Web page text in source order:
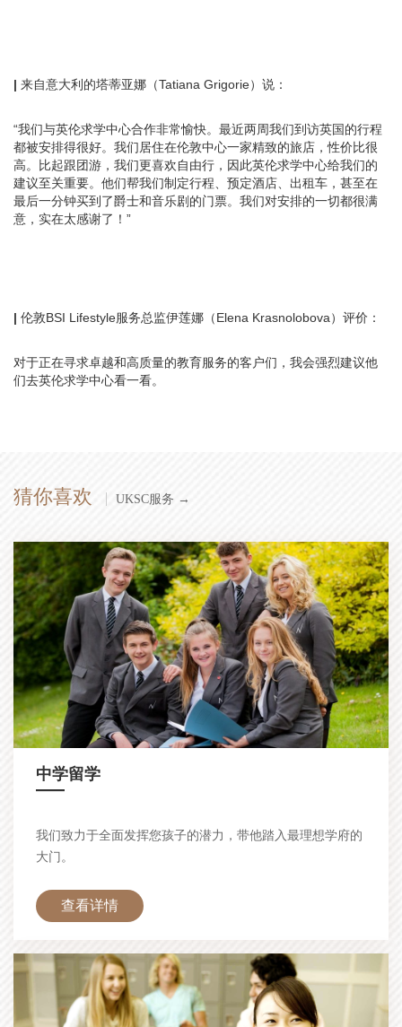
| 来自意大利的塔蒂亚娜（Tatiana Grigorie）说：
“我们与英伦求学中心合作非常愉快。最近两周我们到访英国的行程
都被安排得很好。我们居住在伦敦中心一家精致的旅店，性价比很
高。比起跟团游，我们更喜欢自由行，因此英伦求学中心给我们的
建议至关重要。他们帮我们制定行程、预定酒店、出租车，甚至在
最后一分钟买到了爵士和音乐剧的门票。我们对安排的一切都很满
意，实在太感谢了！”
| 伦敦BSI Lifestyle服务总监伊莲娜（Elena Krasnolobova）评价：
对于正在寻求卓越和高质量的教育服务的客户们，我会强烈建议他
们去英伦求学中心看一看。
猜你喜欢 UKSC服务 →
中学留学
—
我们致力于全面发挥您孩子的潜力，带他踏入最理想学府的
大门。
查看详情